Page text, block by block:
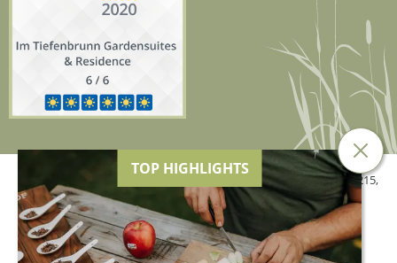
© 2026 Hotel Tiefenbrunn der Genetti Doris, MwSt.-Nr. 02634840215,
CIN: IT021041A13XFXM5JR
Impressum
Privacy & Cookies
produced by
TOP HIGHLIGHTS